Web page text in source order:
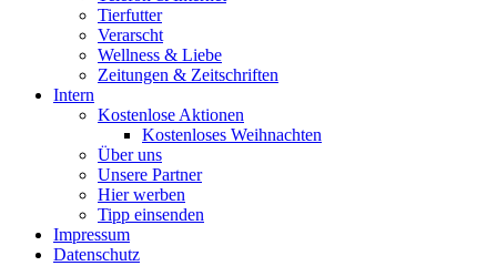
Tierfutter
Verarscht
Wellness & Liebe
Zeitungen & Zeitschriften
Intern
Kostenlose Aktionen
Kostenloses Weihnachten
Über uns
Unsere Partner
Hier werben
Tipp einsenden
Impressum
Datenschutz